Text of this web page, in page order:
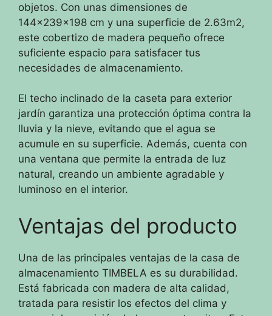
objetos. Con unas dimensiones de
144x239x198 cm y una superficie de 2.63m2,
este cobertizo de madera pequeño ofrece
suficiente espacio para satisfacer tus
necesidades de almacenamiento.
El techo inclinado de la caseta para exterior
jardín garantiza una protección óptima contra la
lluvia y la nieve, evitando que el agua se
acumule en su superficie. Además, cuenta con
una ventana que permite la entrada de luz
natural, creando un ambiente agradable y
luminoso en el interior.
Ventajas del producto
Una de las principales ventajas de la casa de
almacenamiento TIMBELA es su durabilidad.
Está fabricada con madera de alta calidad,
tratada para resistir los efectos del clima y